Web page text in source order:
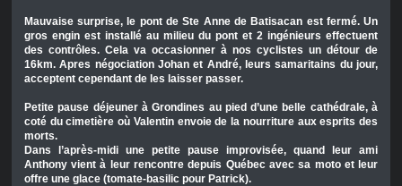
Mauvaise surprise, le pont de Ste Anne de Batisacan est fermé. Un
gros engin est installé au milieu du pont et 2 ingénieurs effectuent
des contrôles. Cela va occasionner à nos cyclistes un détour de
16km. Apres négociation Johan et André, leurs samaritains du jour,
acceptent cependant de les laisser passer.
Petite pause déjeuner à Grondines au pied d’une belle cathédrale, à
coté du cimetière où Valentin envoie de la nourriture aux esprits des
morts.
Dans l’après-midi une petite pause improvisée, quand leur ami
Anthony vient à leur rencontre depuis Québec avec sa moto et leur
offre une glace (tomate-basilic pour Patrick).